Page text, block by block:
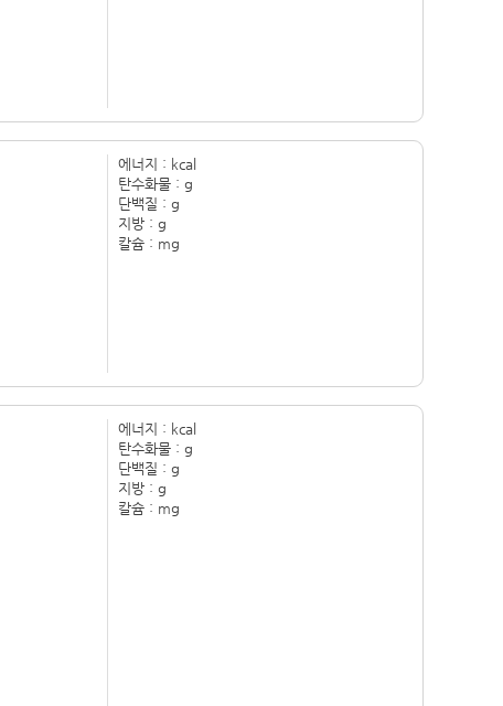
에너지 : kcal
탄수화물 : g
단백질 : g
지방 : g
칼슘 : mg
에너지 : kcal
탄수화물 : g
단백질 : g
지방 : g
칼슘 : mg